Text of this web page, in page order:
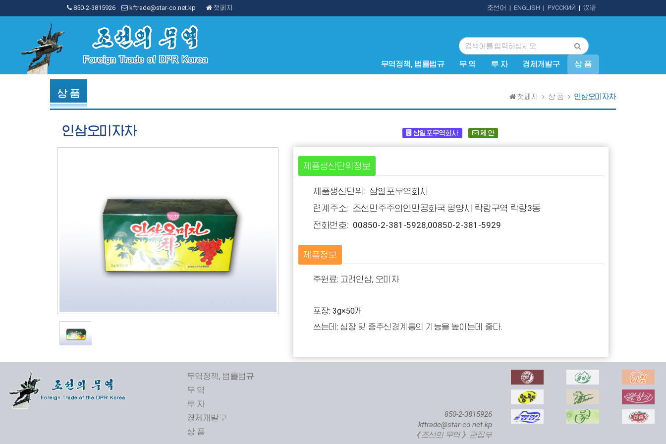
850-2-3815926 kftrade@star-co.net.kp 첫페지 | 汉语
| РУССКИЙ
| ENGLISH
조선어
무역정책, 법률법규 무 역 투 자 경제개발구 상 품
상 품 첫페지 상 품 인삼오미자차
인삼오미자차 삼일포무역회사 제 안
제품생산단위정보
제품생산단위: 삼일포무역회사
련계주소: 조선민주주의인민공화국 평양시 락랑구역 락랑3동
전화번호: 00850-2-381-5928,00850-2-381-5929
제품정보
주원료: 고려인삼, 오미자
포장: 3g×50개
쓰는데: 심장 및 중추신경계통의 기능을 높이는데 좋다.
무역정책, 법률법규
무 역
투 자
경제개발구
상 품
850-2-3815926
kftrade@star-co.net.kp
《조선의 무역》 편집부